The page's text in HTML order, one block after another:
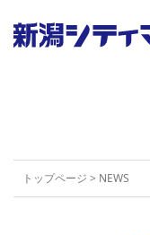
トップページ > NEWS